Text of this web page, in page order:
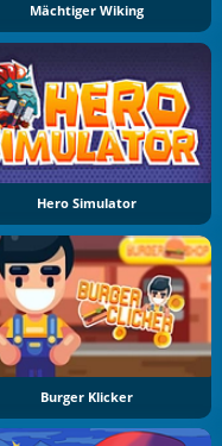
Mächtiger Wiking
Hero Simulator
Burger Klicker